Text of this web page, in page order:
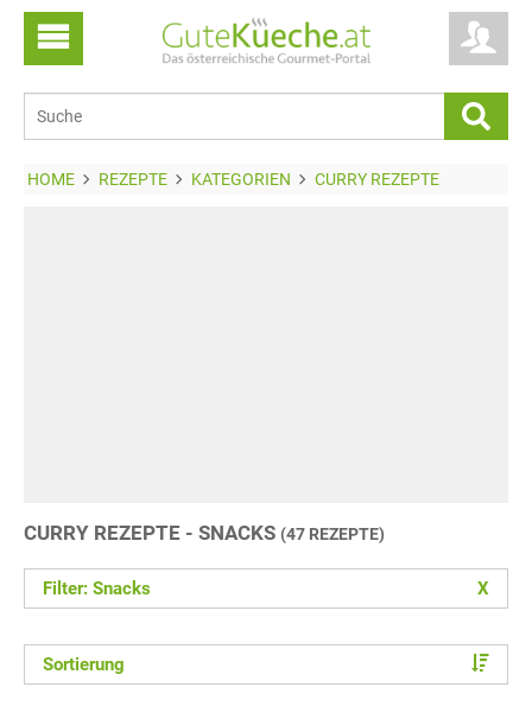
HOME REZEPTE KATEGORIEN CURRY REZEPTE
CURRY REZEPTE - SNACKS (47 REZEPTE)
Filter: Snacks X
Sortierung